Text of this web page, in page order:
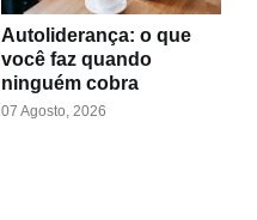
Autoliderança: o que
você faz quando
ninguém cobra
07 Agosto, 2026